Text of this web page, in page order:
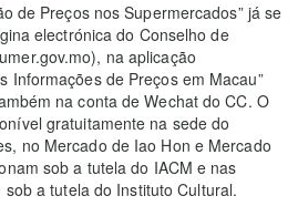
de Preços nos Supermercados” já se
electrónica do Conselho de
na aplicação
Informações de Preços em Macau”
na conta de Wechat do CC. O
gratuitamente na sede do
no Mercado de Iao Hon e Mercado
sob a tutela do IACM e nas
a tutela do Instituto Cultural.